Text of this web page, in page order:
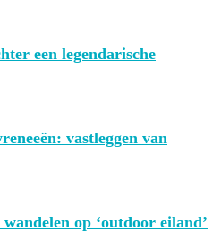
een legendarische
vastleggen van
op ‘outdoor eiland’